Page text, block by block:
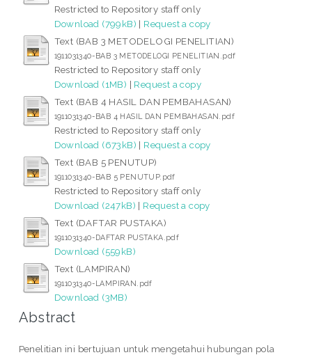
Restricted to Repository staff only
Download (799kB) | Request a copy
Text (BAB 3 METODELOGI PENELITIAN)
1911031340-BAB 3 METODELOGI PENELITIAN.pdf
Restricted to Repository staff only
Download (1MB) | Request a copy
Text (BAB 4 HASIL DAN PEMBAHASAN)
1911031340-BAB 4 HASIL DAN PEMBAHASAN.pdf
Restricted to Repository staff only
Download (673kB) | Request a copy
Text (BAB 5 PENUTUP)
1911031340-BAB 5 PENUTUP.pdf
Restricted to Repository staff only
Download (247kB) | Request a copy
Text (DAFTAR PUSTAKA)
1911031340-DAFTAR PUSTAKA.pdf
Download (559kB)
Text (LAMPIRAN)
1911031340-LAMPIRAN.pdf
Download (3MB)
Abstract
Penelitian ini bertujuan untuk mengetahui hubungan pola